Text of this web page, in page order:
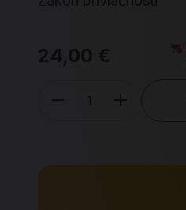
24,00 €
Količina